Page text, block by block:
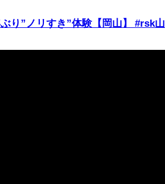
り”ノリすき”体験【岡山】 #rsk山